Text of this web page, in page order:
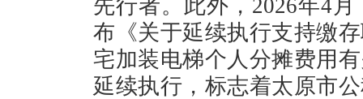
先行者。此外，2026年4
布《关于延续执行支持缴
宅加装电梯个人分摊费用
延续执行，标志着太原市